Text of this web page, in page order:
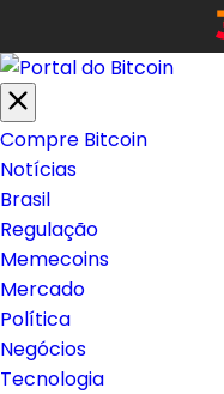
Compre Bitcoin
Notícias
Brasil
Regulação
Memecoins
Mercado
Política
Negócios
Tecnologia